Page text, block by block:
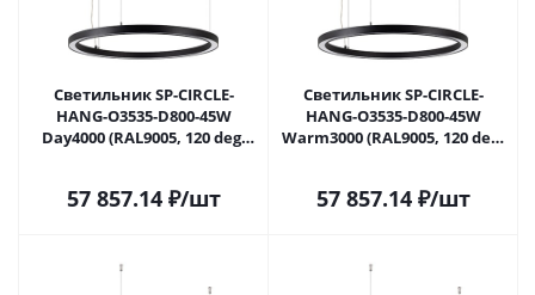
Светильник SP-CIRCLE-
HANG-O3535-D800-45W
Day4000 (RAL9005, 120 deg,
57 857.14₽/шт
Светильник SP-CIRCLE-
HANG-O3535-D800-45W
Warm3000 (RAL9005, 120 deg,
57 857.14₽/шт